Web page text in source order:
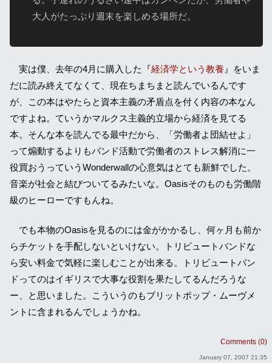
大人がたっぷり週末を楽しめる場所だ。
実は僕、去年の4月に購入した『経済学という教養 』をいま
だに読み終えてなくて、現在ちまちまと読んでいるんです
が、この本はやたらと資本主義の矛盾点を付く内容の本なん
ですよね。ていうかマルクス主義的立場から経済を見てる
本。そんな本を読んでる最中だから、「労働者よ団結せよ」
って煽動するよりもバンド活動で労働者のストレス解消に一
役買おうっていうWonderwallの心意気はとても新鮮でした。
音楽が社会と結びついてるみたいな。Oasisそのものも労働階
級のヒーローですもんね。
でも本物のOasisを見るのには金がかかるし、何ヶ月も前か
らチケットを手配しないといけない。トリビュートバンドな
ら安い料金で気軽に楽しむことが出来る。トリビュートバン
ドってのはイギリスで大事な役割を果たしてるんだろうな
ー、と思いました。こういうのもブリットポップ・ムーヴメ
ントに含まれるんでしょうかね。
Comments (0)
January 07, 2007 21:35